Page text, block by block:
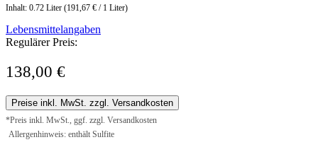
Inhalt: 0.72 Liter (191,67 € / 1 Liter)
Lebensmittelangaben
Regulärer Preis:
138,00 €
Preise inkl. MwSt. zzgl. Versandkosten
*Preis inkl. MwSt., ggf. zzgl. Versandkosten
Allergenhinweis: enthält Sulfite